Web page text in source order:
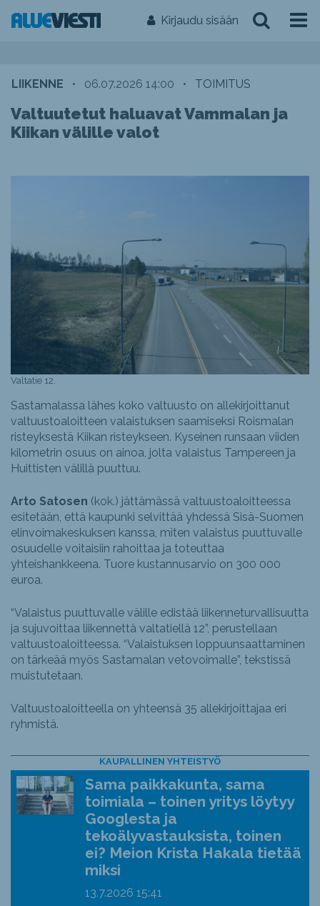
Kirjaudu sisään
LIIKENNE • 06.07.2026 14:00 • TOIMITUS
Valtuutetut haluavat Vammalan ja
Kiikan välille valot
Valtatie 12.
Sastamalassa lähes koko valtuusto on allekirjoittanut
valtuustoaloitteen valaistuksen saamiseksi Roismalan
risteyksestä Kiikan risteykseen. Kyseinen runsaan viiden
kilometrin osuus on ainoa, jolta valaistus Tampereen ja
Huittisten välillä puuttuu.
Arto Satosen (kok.) jättämässä valtuustoaloitteessa
esitetään, että kaupunki selvittää yhdessä Sisä-Suomen
elinvoimakeskuksen kanssa, miten valaistus puuttuvalle
osuudelle voitaisiin rahoittaa ja toteuttaa
yhteishankkeena. Tuore kustannusarvio on 300 000
euroa.
“Valaistus puuttuvalle välille edistää liikenneturvallisuutta
ja sujuvoittaa liikennettä valtatiellä 12”, perustellaan
valtuustoaloitteessa. “Valaistuksen loppuunsaattaminen
on tärkeää myös Sastamalan vetovoimalle”, tekstissä
muistutetaan.
Valtuustoaloitteella on yhteensä 35 allekirjoittajaa eri
ryhmistä.
KAUPALLINEN YHTEISTYÖ
Sama paikkakunta, sama
toimiala – toinen yritys löytyy
Googlesta ja
tekoälyvastauksista, toinen
ei? Meion Krista Hakala tietää
miksi
13.7.2026 15:41